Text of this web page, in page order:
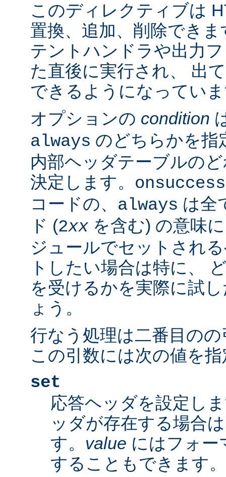
このディレクティブは
置換、追加、削除でき
テントハンドラや出力
た直後に実行され、 出
できるようになってい
オプションの condition
always のどちらかを指
内部ヘッダテーブルの
決定します。 onsuccess
コードの、 always は全
ド (2xx を含む) の意味
ジュールでセットされ
トしたい場合は特に、
を受けるかを実際に試
ょう。
行なう処理は二番目の
この引数には次の値を
set
応答ヘッダを設定し
ッダが存在する場合
す。 value にはフォー
することもできます。